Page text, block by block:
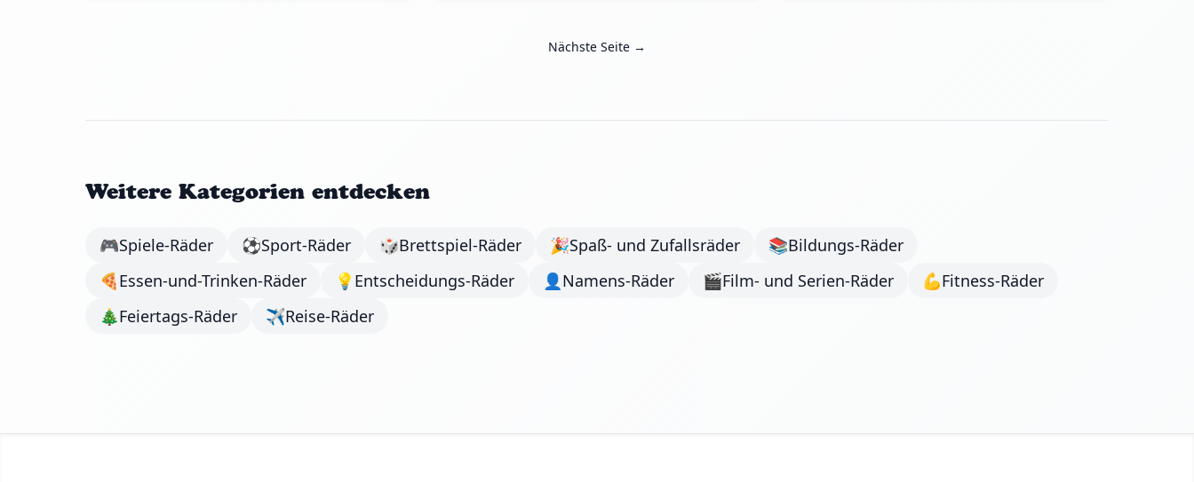
Nächste Seite →
Weitere Kategorien entdecken
🎮Spiele-Räder ⚽Sport-Räder 🎲Brettspiel-Räder 🎉Spaß- und Zufallsräder 📚Bildungs-Räder
🍕Essen-und-Trinken-Räder 💡 Entscheidungs-Räder 👤 Namens-Räder 🎬Film- und Serien-Räder 💪Fitness-Räder
🎄Feiertags-Räder ✈️Reise-Räder